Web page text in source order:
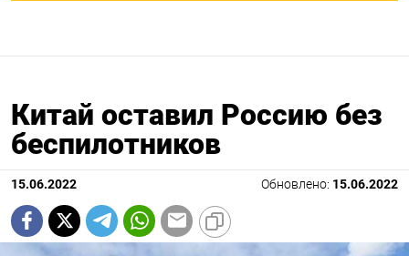
Китай оставил Россию без
беспилотников
15.06.2022 Обновлено: 15.06.2022